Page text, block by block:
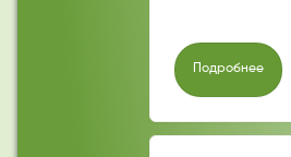
Подробнее